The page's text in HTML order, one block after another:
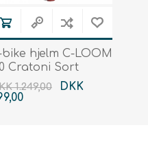
bike hjelm C-LOOM
Cratoni Sort
1.249,00
DKK